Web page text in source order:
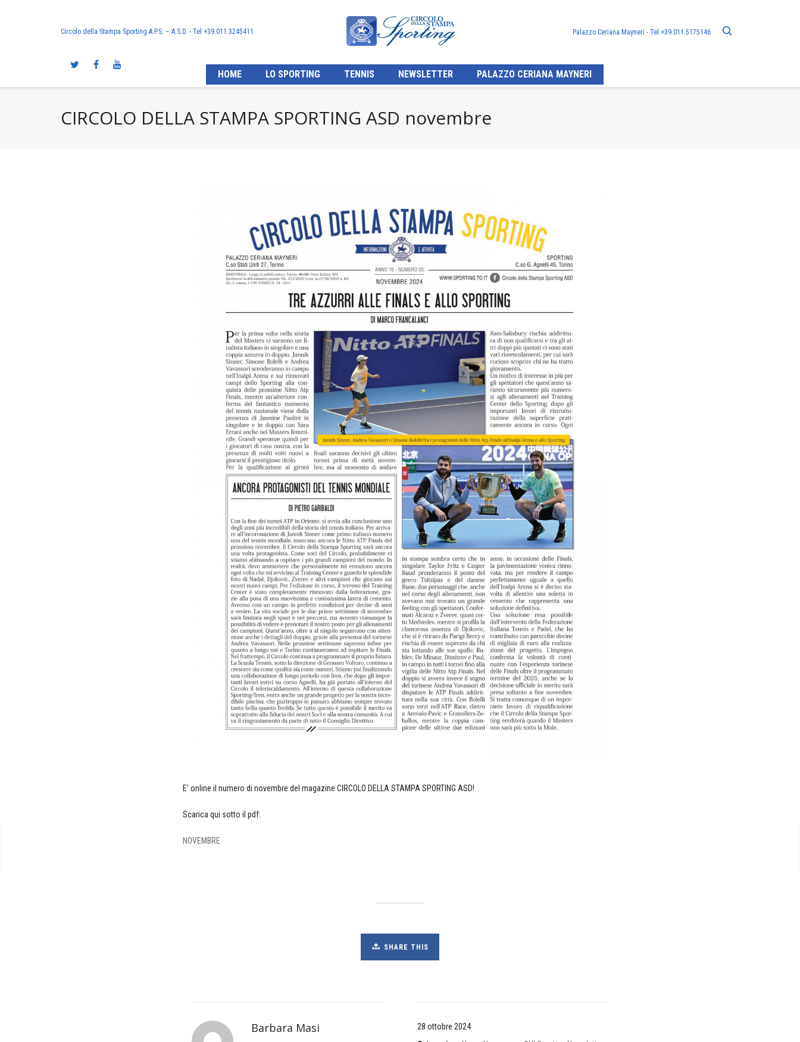
Circolo della Stampa Sporting A.P.S. – A.S.D. - Tel +39.011.3245411 Palazzo Ceriana Mayneri - Tel +39.011.5175146
HOME LO SPORTING TENNIS NEWSLETTER PALAZZO CERIANA MAYNERI
CIRCOLO DELLA STAMPA SPORTING ASD novembre
E’ online il numero di novembre del magazine CIRCOLO DELLA STAMPA SPORTING ASD!
Scarica qui sotto il pdf:
NOVEMBRE
SHARE THIS
Barbara Masi
28 ottobre 2024